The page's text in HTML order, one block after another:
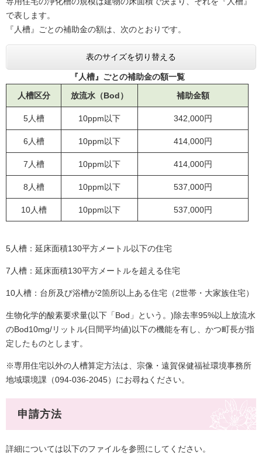
で表します。
『人槽』ごとの補助金の額は、次のとおりです。
表のサイズを切り替える
人槽区分 放流水（Bod） 補助金額
5人槽 10ppm以下 342,000円
6人槽 10ppm以下 414,000円
7人槽 10ppm以下 414,000円
8人槽 10ppm以下 537,000円
10人槽 10ppm以下 537,000円
『人槽』ごとの補助金の額一覧
5人槽：延床面積130平方メートル以下の住宅
7人槽：延床面積130平方メートルを超える住宅
10人槽：台所及び浴槽が2箇所以上ある住宅（2世帯・大家族住宅）
生物化学的酸素要求量(以下「Bod」という。)除去率95%以上放流水
のBod10mg/リットル(日間平均値)以下の機能を有し、かつ町長が指
定したものとします。
※専用住宅以外の人槽算定方法は、宗像・遠賀保健福祉環境事務所
地域環境課（094-036-2045）にお尋ねください。
申請方法
詳細については以下のファイルを参照にしてください。